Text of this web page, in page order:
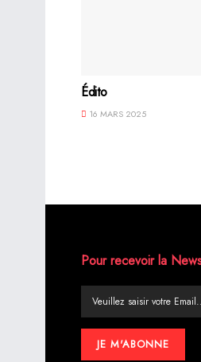
Édito
16 MARS 2025
Pour recevoir la